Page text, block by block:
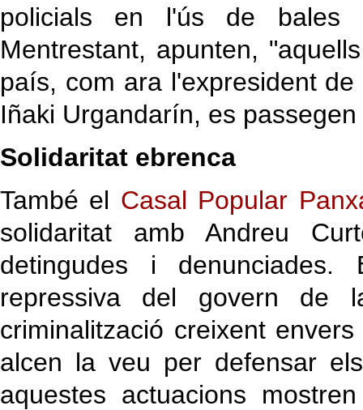
policials en l'ús de bales
Mentrestant, apunten,
país, com ara l'expresident
Iñaki Urgandarín, es
Solidaritat ebrenca
També el Casal Popular
solidaritat amb Andreu
detingudes i denunciades.
repressiva del govern de
criminalització creixent
alcen la veu per defensar
aquestes actuacions